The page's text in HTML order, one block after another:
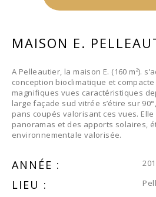
MAISON E.
A Pelleautier, la maison E. (160 m²).
conception bioclimatique et
magnifiques vues caractéristiques
large façade sud vitrée s’étire sur
pans coupés valorisant ces vues.
panoramas et des apports solaires,
environnementale valorisée.
ANNÉE :
LIEU :